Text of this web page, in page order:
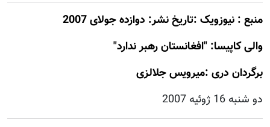
منبع : نیوزویک :تاريخ نشر: دوازده جولای 2007
والی کاپیسا: "افغانستان رهبر ندارد"
برگردان دری :میرویس جلالزی
دو شنبه 16 ژوئيه 2007